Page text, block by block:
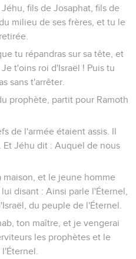
fils de Josaphat, fils de
milieu de ses frères, et tu le
tu répandras sur sa tête, et
t'oins roi d'Israël ! Puis tu
sans t'arrêter.
prophète, partit pour Ramoth
de l'armée étaient assis. Il
Jéhu dit : Auquel de nous
maison, et le jeune homme
disant : Ainsi parle l'Éternel,
du peuple de l'Éternel.
ton maître, et je vengerai
les prophètes et le